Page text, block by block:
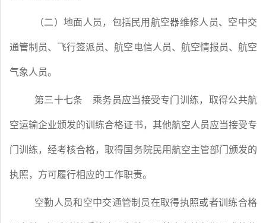
（二）地面人员，包括民用航空器维修人员、空中交
通管制员、飞行签派员、航空电信人员、航空情报员、航空
气象人员。
第三十七条 乘务员应当接受专门训练，取得公共航
空运输企业颁发的训练合格证书，其他航空人员应当接受专
门训练，经考核合格，取得国务院民用航空主管部门颁发的
执照，方可履行相应的工作职责。
空勤人员和空中交通管制员在取得执照或者训练合格